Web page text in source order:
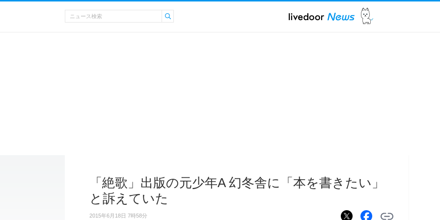
「絶歌」出版の元少年A 幻冬舎に「本を書きたい」
と訴えていた
2015年6月18日 7時58分